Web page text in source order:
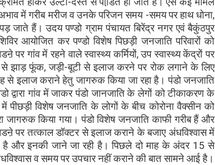
में गरीब मरीज व उनके परिजन समय -समय पर हाथ धोना,
जाते हैं। उदय पण्डो ग्राम पंचायत बिरेंद्र नगर एवं बैकुंठपुर
आयोजित कर पण्डो विशेष पिछड़ी जनजाति परिवारों को
गांव में रहने वाले स्वास्थ्य कर्मियों, उप स्वास्थ्य केंद्रों पर
से झाड़ फूंक, जड़ी-बूटी से इलाज करने पर रोक लगाने के लिए
इलाज कराने हेतु जागरुक किया जा रहा है। पंडो जनजाति
द्वारा गांव में जाकर पंडो जानजाति के लेगों को टीकाकरण के
पीछड़ी विशेष जनजाति के लोगों के बीच कोरोना वैक्सीन को
किया गया। पंडो विशेष जनजाति काफी गरीब हैं और
पर तत्काल डॉक्टर से इलाज कराने के बजाए अंधविश्वास में
और इनकी जाने जा रही है। पिछले दो माह के अंदर 15 से
व समय पर उपचार नहीं कराने की बात सामने आई है।